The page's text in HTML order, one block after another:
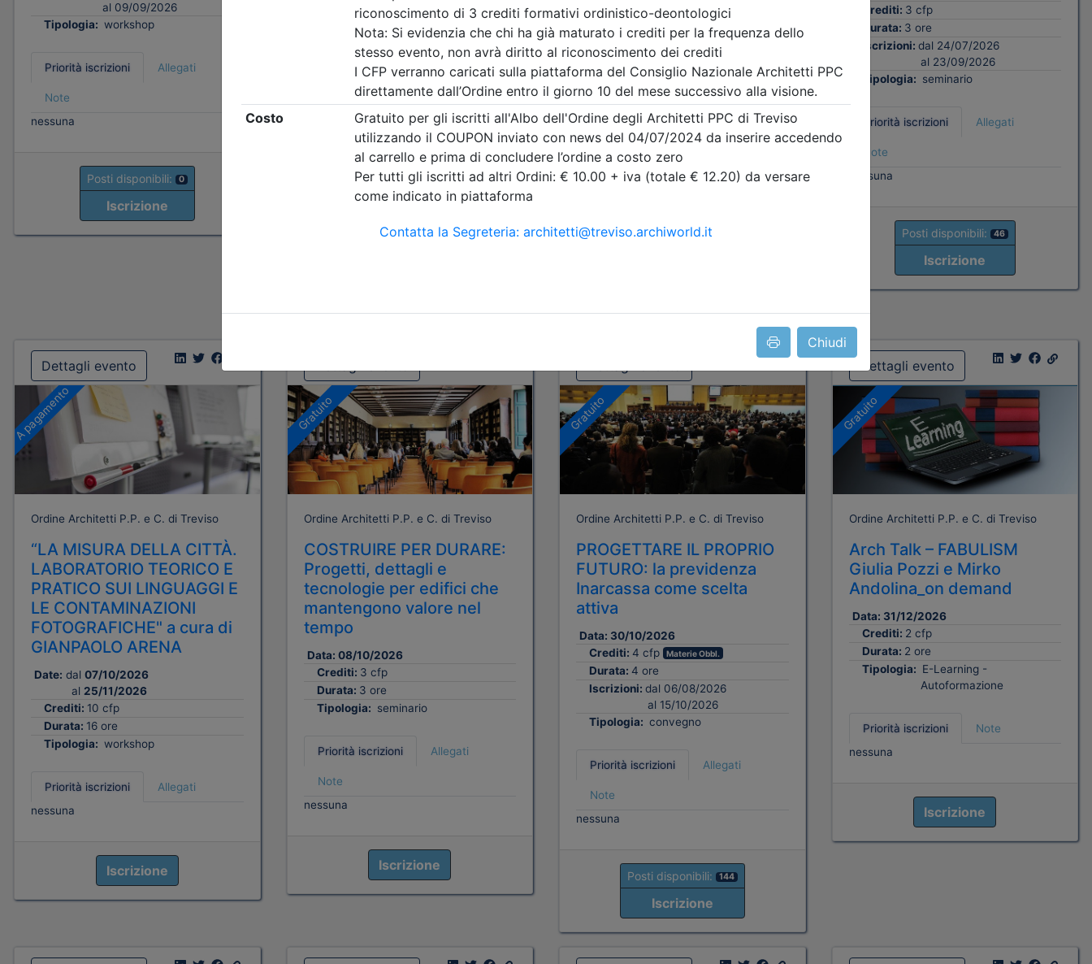
Chiudi
al 09/09/2026
Tipologia: workshop
Priorità iscrizioni Allegati
Note
nessuna
Posti disponibili: 0
Iscrizione
Durata:4 ore
Tipologia:seminario
Priorità iscrizioni Allegati
Iscrizione
Data:22/09/2026
Crediti:4 cfp DL.81 08
Durata: 4 ore
Iscrizioni:
dal 03/08/2026
al 20/09/2026
Tipologia:corso di
aggiornamento
Priorità iscrizioni
Crediti: 3 cfp
Durata: 3 ore
Iscrizioni: dal 24/07/2026
al 23/09/2026
Tipologia: seminario
Priorità iscrizioni Allegati
Note
nessuna
Posti disponibili: 46
Iscrizione
Dettagli evento
A pagamento
Ordine Architetti P.P. e C. di Treviso
“LA MISURA DELLA CITTÀ.
LABORATORIO TEORICO E
PRATICO SUI LINGUAGGI E
LE CONTAMINAZIONI
FOTOGRAFICHE" a cura di
GIANPAOLO ARENA
Date: dal 07/10/2026
al 25/11/2026
Crediti: 10 cfp
Durata: 16 ore
Tipologia: workshop
Priorità iscrizioni
Allegati
nessuna
Iscrizione
Gratuito
Ordine Architetti P.P. e C. di Treviso
COSTRUIRE PER DURARE:
Progetti, dettagli e
tecnologie per edifici che
mantengono valore nel
tempo
Data: 08/10/2026
Crediti: 3 cfp
Durata: 3 ore
Tipologia: seminario
Priorità iscrizioni Allegati
Note
nessuna
Iscrizione
Gratuito
Ordine Architetti P.P. e C. di Treviso
PROGETTARE IL PROPRIO
FUTURO: la previdenza
Inarcassa come scelta
attiva
Data: 30/10/2026
Crediti: 4 cfp Materie Obbl.
Durata: 4 ore
Iscrizioni: dal 06/08/2026
al 15/10/2026
Tipologia: convegno
Priorità iscrizioni Allegati
Note
nessuna
Posti disponibili: 144
Iscrizione
Dettagli evento
Gratuito
Ordine Architetti P.P. e C. di Treviso
Arch Talk – FABULISM
Giulia Pozzi e Mirko
Andolina_on demand
Data: 31/12/2026
Crediti: 2 cfp
Durata: 2 ore
Tipologia: E-Learning -
Autoformazione
Priorità iscrizioni
Note
nessuna
Iscrizione